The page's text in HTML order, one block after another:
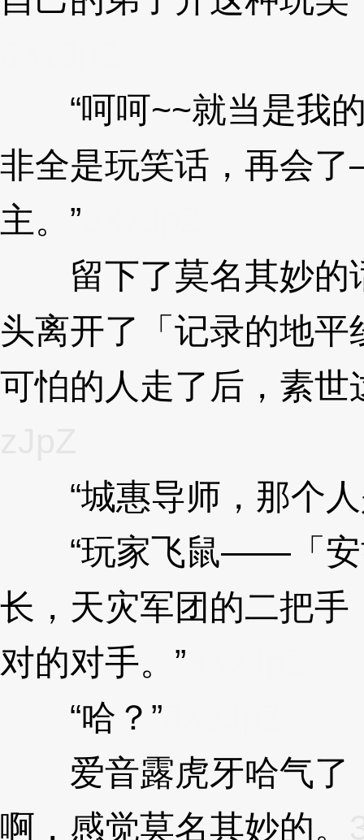
“呵呵~~就当是我的
非全是玩笑话，再会
主。”
留下了莫名其妙的
头离开了「记录的地
可怕的人走了后，素世
“城惠导师，那个人
“玩家飞鼠——「安
长，天灾军团的二把
对的对手。”
“哈？”
爱音露虎牙哈气了
啊，感觉莫名其妙的。